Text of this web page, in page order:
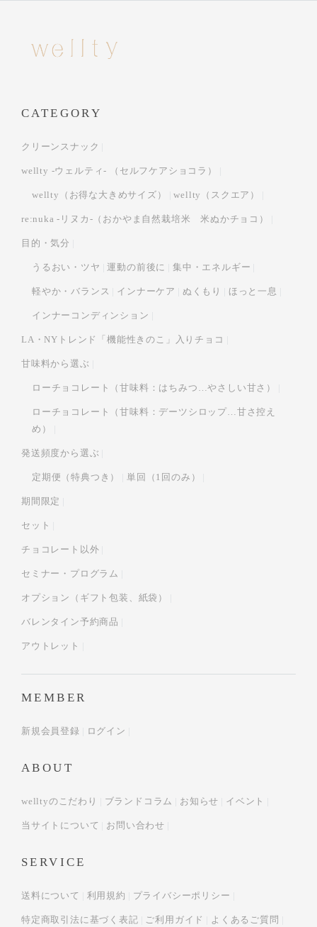
CATEGORY
クリーンスナック
wellty -ウェルティ- （セルフケアショコラ）
wellty（お得な大きめサイズ） wellty（スクエア）
re:nuka -リヌカ-（おかやま自然栽培米 米ぬかチョコ）
目的・気分
うるおい・ツヤ 運動の前後に 集中・エネルギー
軽やか・バランス インナーケア ぬくもり ほっと一息
インナーコンディンション
LA・NYトレンド「機能性きのこ」入りチョコ
甘味料から選ぶ
ローチョコレート（甘味料：はちみつ…やさしい甘さ）
ローチョコレート（甘味料：デーツシロップ…甘さ控え
め）
発送頻度から選ぶ
定期便（特典つき） 単回（1回のみ）
期間限定
セット
チョコレート以外
セミナー・プログラム
オプション（ギフト包装、紙袋）
バレンタイン予約商品
アウトレット
MEMBER
新規会員登録 ログイン
ABOUT
welltyのこだわり ブランドコラム お知らせ イベント
当サイトについて お問い合わせ
SERVICE
送料について 利用規約 プライバシーポリシー
特定商取引法に基づく表記 ご利用ガイド よくあるご質問